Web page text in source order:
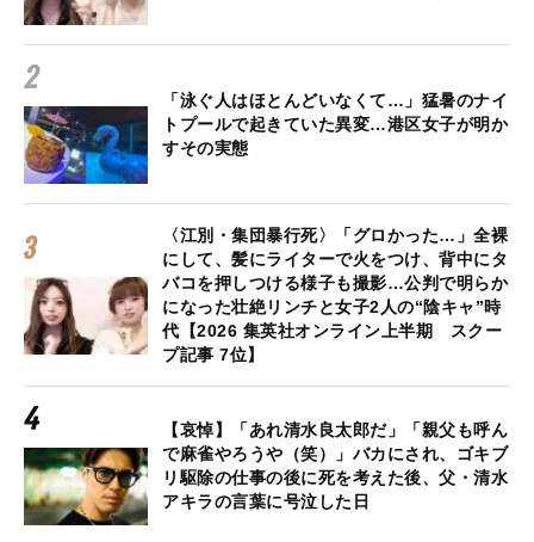
「泳ぐ人はほとんどいなくて…」猛暑のナイ
トプールで起きていた異変…港区女子が明か
すその実態
〈江別・集団暴行死〉「グロかった…」全裸
にして、髪にライターで火をつけ、背中にタ
バコを押しつける様子も撮影…公判で明らか
になった壮絶リンチと女子2人の“陰キャ”時
代【2026 集英社オンライン上半期 スクー
プ記事 7位】
【哀悼】「あれ清水良太郎だ」「親父も呼ん
で麻雀やろうや（笑）」バカにされ、ゴキブ
リ駆除の仕事の後に死を考えた後、父・清水
アキラの言葉に号泣した日